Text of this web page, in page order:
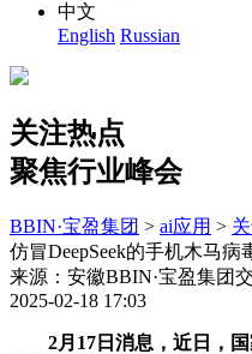
中文
English Russian
关注热点
聚焦行业峰会
BBIN·宝盈集团 > ai应用 >
仿冒DeepSeek的手机木马
来源：安徽BBIN·宝盈集团
2025-02-18 17:03
2月17日消息，近日，国